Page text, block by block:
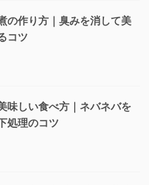
の作り方｜臭みを消して美
コツ
味しい食べ方｜ネバネバを
処理のコツ